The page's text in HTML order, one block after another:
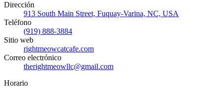
Dirección
913 South Main Street, Fuquay-Varina, NC, USA
Teléfono
(919) 888-3884
Sitio web
rightmeowcatcafe.com
Correo electrónico
therightmeowllc@gmail.com
Horario